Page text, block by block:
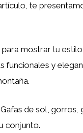
te
mostrar tu
funcionales y
de sol, gorros,
conjunto.